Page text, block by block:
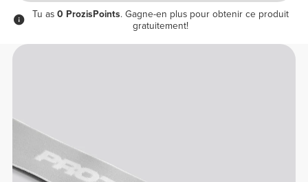
Tu as 0 ProzisPoints. Gagne-en plus pour obtenir ce produit
gratuitement!